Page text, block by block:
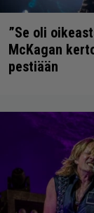
”Se oli
McKagan
pestiään